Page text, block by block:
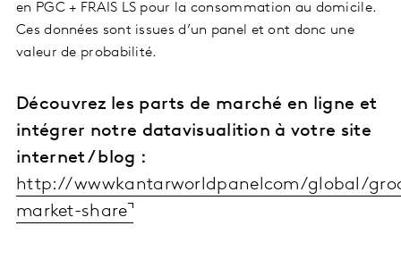
en PGC + FRAIS LS pour la consommation au domicile.
Ces données sont issues d’un panel et ont donc une
valeur de probabilité.
Découvrez les parts de marché en ligne et
intégrer notre datavisualition à votre site
internet / blog :
http://wwwkantarworldpanelcom/global/
market-share